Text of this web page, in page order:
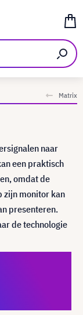
Matrix
naar
een praktisch
omdat de
zijn monitor kan
presenteren.
de technologie